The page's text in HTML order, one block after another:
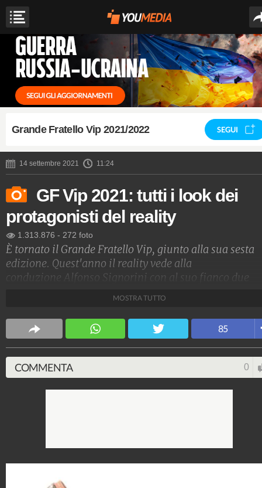
Grande Fratello Vip 2021/2022 SEGUI
14 settembre 2021 11:24
GF Vip 2021: tutti i look dei
protagonisti del reality
1.313.876 - 272 foto
È tornato il Grande Fratello Vip, giunto alla sua sesta
edizione. Quest'anno il reality vede alla
conduzione Alfonso Signorini con al suo fianco due
sono passati inosservati.
1.515.066.745-1.957 video-138.069 foto
MOSTRA TUTTO
85
COMMENTA 0